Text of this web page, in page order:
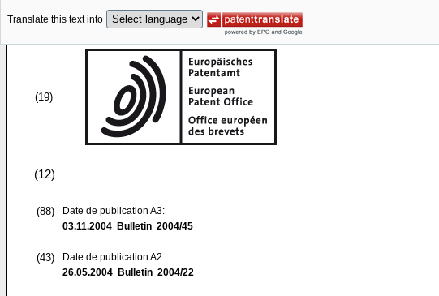
Translate this text into
(19)
(12)
(88)
Date de publication A3:
03.11.2004 Bulletin 2004/45
(43)
Date de publication A2:
26.05.2004 Bulletin 2004/22